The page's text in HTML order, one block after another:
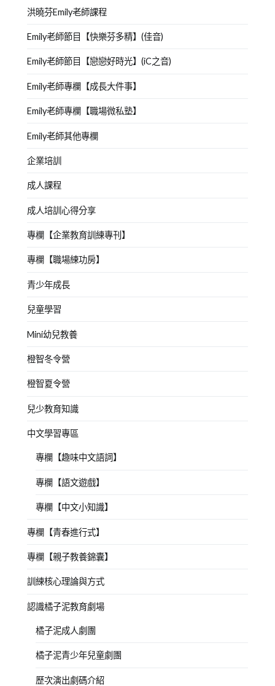
洪曉芬Emily老師課程
Emily老師節目【快樂芬多精】(佳音)
Emily老師節目【戀戀好時光】(iC之音)
Emily老師專欄【成長大件事】
Emily老師專欄【職場微私塾】
Emily老師其他專欄
企業培訓
成人課程
成人培訓心得分享
專欄【企業教育訓練專刊】
專欄【職場練功房】
青少年成長
兒童學習
Mini幼兒教養
橙智冬令營
橙智夏令營
兒少教育知識
中文學習專區
專欄【趣味中文語詞】
專欄【語文遊戲】
專欄【中文小知識】
專欄【青春進行式】
專欄【親子教養錦囊】
訓練核心理論與方式
認識橘子泥教育劇場
橘子泥成人劇團
橘子泥青少年兒童劇團
歷次演出劇碼介紹